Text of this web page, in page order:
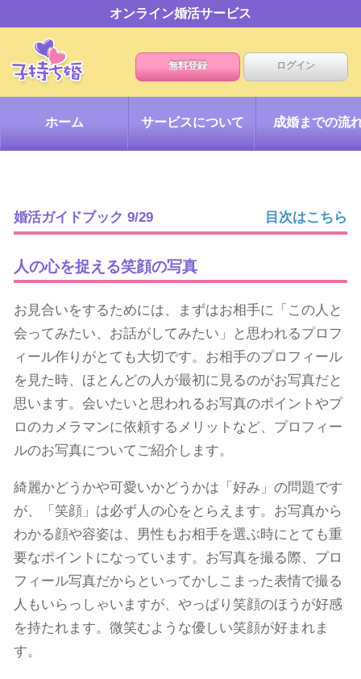
オンライン婚活サービス
無料登録 ログイン
ホーム サービスについて 成婚までの流
婚活ガイドブック 9/29 目次はこちら
人の心を捉える笑顔の写真
お見合いをするためには、まずはお相手に「この人と
会ってみたい、お話がしてみたい」と思われるプロフ
ィール作りがとても大切です。お相手のプロフィール
を見た時、ほとんどの人が最初に見るのがお写真だと
思います。会いたいと思われるお写真のポイントやプ
ロのカメラマンに依頼するメリットなど、プロフィー
ルのお写真についてご紹介します。
綺麗かどうかや可愛いかどうかは「好み」の問題です
が、「笑顔」は必ず人の心をとらえます。お写真から
わかる顔や容姿は、男性もお相手を選ぶ時にとても重
要なポイントになっています。お写真を撮る際、プロ
フィール写真だからといってかしこまった表情で撮る
人もいらっしゃいますが、やっぱり笑顔のほうが好感
を持たれます。微笑むような優しい笑顔が好まれま
す。